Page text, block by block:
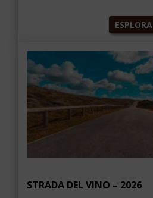
ESPLORA
STRADA DEL VINO – 2026